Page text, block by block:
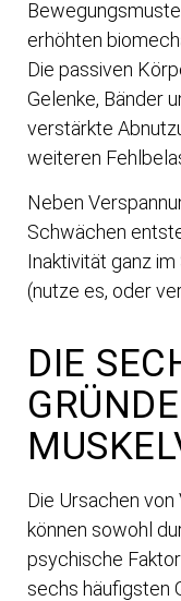
erhöhten
Die passiven
Gelenke, Bänder
verstärkte
weiteren
Neben
Schwächen
Inaktivität ganz im
(nutze es, oder
DIE
Die Ursachen
können sowohl
psychische
sechs häufigsten